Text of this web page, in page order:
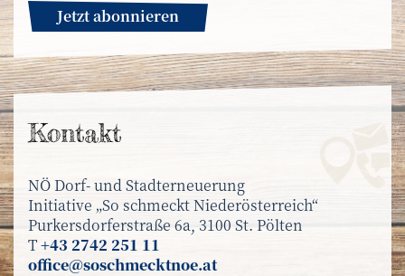
Jetzt abonnieren
Kontakt
NÖ Dorf- und Stadterneuerung
Initiative „So schmeckt Niederösterreich“
Purkersdorferstraße 6a, 3100 St. Pölten
T+43 2742 251 11
office@soschmecktnoe.at